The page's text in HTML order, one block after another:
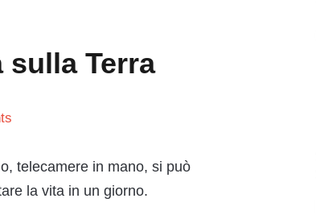
sulla Terra
telecamere in mano, si può
la vita in un giorno.